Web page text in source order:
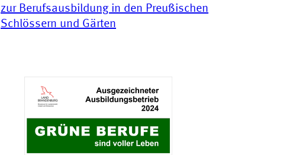
zur Berufsausbildung in den Preußischen
Schlössern und Gärten